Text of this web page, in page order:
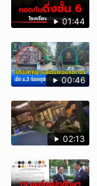
01:44
00:46
02:13